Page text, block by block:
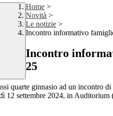
Home >
Novità >
Le notizie >
Incontro informativo
Incontro
25
quarte ginnasio ad un incontro di
settembre 2024, in Auditorium